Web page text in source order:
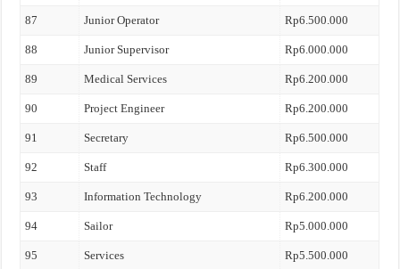
87 Junior Operator Rp6.500.000
88 Junior Supervisor Rp6.000.000
89 Medical Services Rp6.200.000
90 Project Engineer Rp6.200.000
91 Secretary Rp6.500.000
92 Staff Rp6.300.000
93 Information Technology Rp6.200.000
94 Sailor Rp5.000.000
95 Services Rp5.500.000